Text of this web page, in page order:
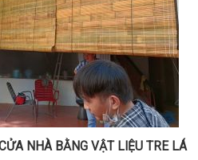
NHÀ BẰNG VẬT LIỆU TRE LÁ